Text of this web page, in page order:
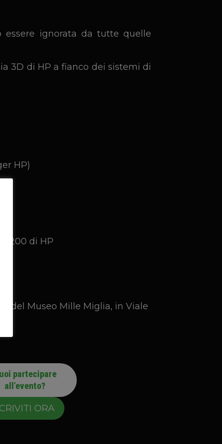
ignorata da tutte quelle
3D di HP a fianco dei sistemi di
HP)
4200 di HP
del Museo Mille Miglia, in Viale
partecipare
all’evento?
ORA